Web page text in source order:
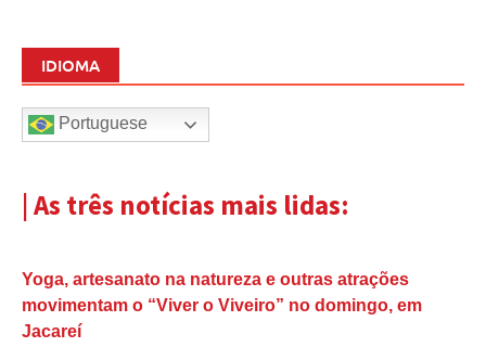
IDIOMA
Portuguese
| As três notícias mais lidas:
Yoga, artesanato na natureza e outras atrações
movimentam o “Viver o Viveiro” no domingo, em
Jacareí